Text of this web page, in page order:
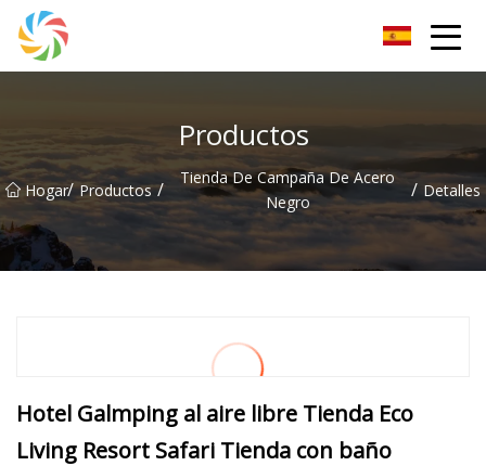
Productos
Hogar/ Productos /
Tienda De Campaña De Acero
Negro
/ Detalles
Hotel Galmping al aire libre Tienda Eco
Living Resort Safari Tienda con baño